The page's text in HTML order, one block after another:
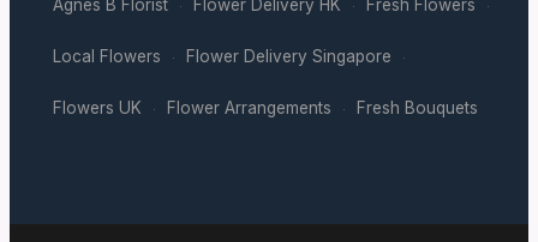
Agnes B Florist · Flower Delivery HK · Fresh Flowers ·
Local Flowers · Flower Delivery Singapore ·
Flowers UK · Flower Arrangements · Fresh Bouquets